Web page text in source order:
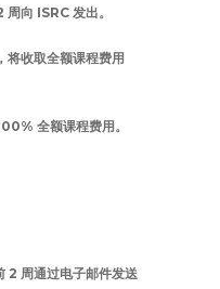
向 ISRC 发出。
将收取全额课程费用
全额课程费用。
2 周通过电子邮件发送